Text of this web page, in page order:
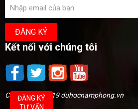
Kết nối với chúng tôi
Copyright @2019 duhocnamphong.vn
ĐĂNG KÝ
TƯ VẤN